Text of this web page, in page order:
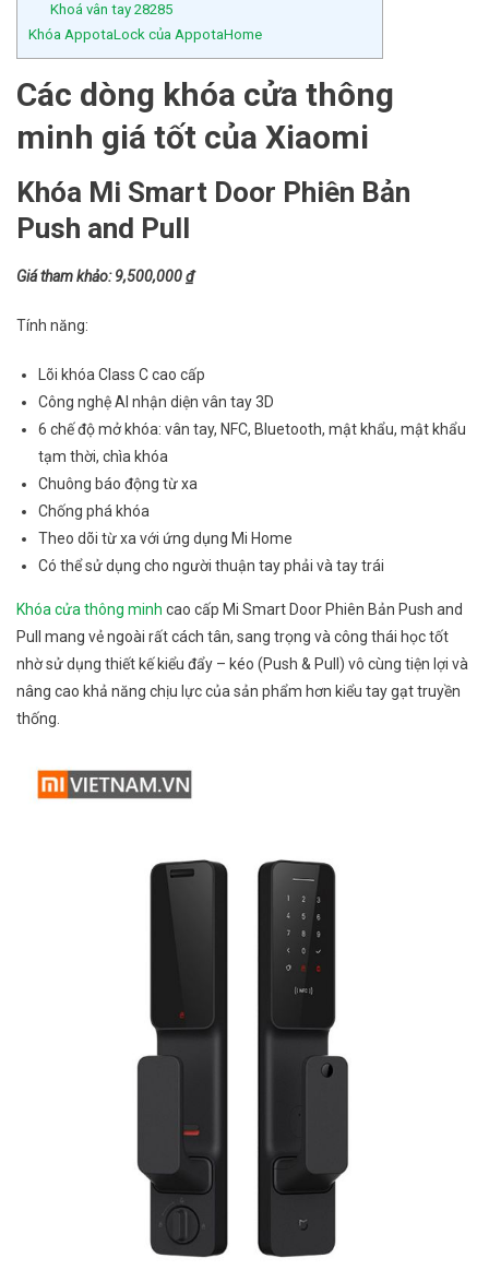
Khoá vân tay 28285
Khóa AppotaLock của AppotaHome
Các dòng khóa cửa thông
minh giá tốt của Xiaomi
Khóa Mi Smart Door Phiên Bản
Push and Pull
Giá tham khảo: 9,500,000₫
Tính năng:
Lõi khóa Class C cao cấp
Công nghệ AI nhận diện vân tay 3D
6 chế độ mở khóa: vân tay, NFC, Bluetooth, mật khẩu, mật khẩu
tạm thời, chìa khóa
Chuông báo động từ xa
Chống phá khóa
Theo dõi từ xa với ứng dụng Mi Home
Có thể sử dụng cho người thuận tay phải và tay trái
Khóa cửa thông minh cao cấp Mi Smart Door Phiên Bản Push and
Pull mang vẻ ngoài rất cách tân, sang trọng và công thái học tốt
nhờ sử dụng thiết kế kiểu đẩy – kéo (Push & Pull) vô cùng tiện lợi và
nâng cao khả năng chịu lực của sản phẩm hơn kiểu tay gạt truyền
thống.